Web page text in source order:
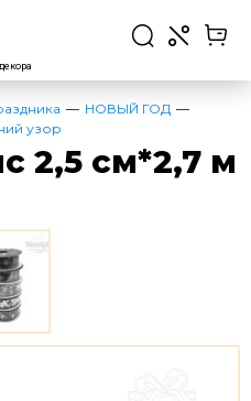
НОВЫЙ ГОД
узор
2,5 см*2,7 м